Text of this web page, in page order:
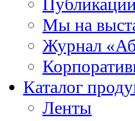
Мы на
Журнал
Каталог
Ленты